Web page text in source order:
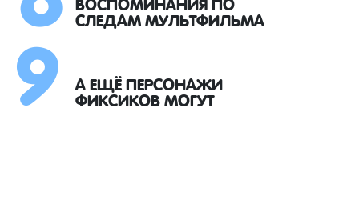
СЛЕДАМ МУЛЬТФИЛЬМА
А ЕЩЁ ПЕРСОНАЖИ
ФИКСИКОВ МОГУТ